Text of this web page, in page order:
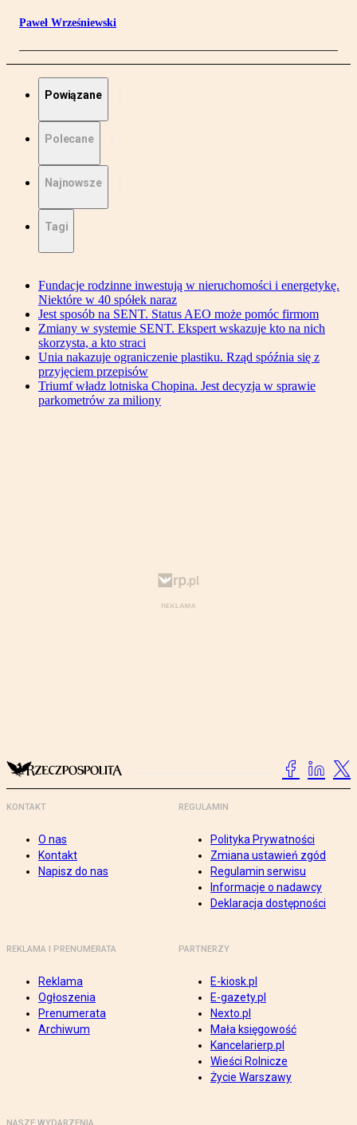
Paweł Wrześniewski
Powiązane
Polecane
Najnowsze
Tagi
Fundacje rodzinne inwestują w nieruchomości i energetykę.
Niektóre w 40 spółek naraz
Jest sposób na SENT. Status AEO może pomóc firmom
Zmiany w systemie SENT. Ekspert wskazuje kto na nich
skorzysta, a kto straci
Unia nakazuje ograniczenie plastiku. Rząd spóźnia się z
przyjęciem przepisów
Triumf władz lotniska Chopina. Jest decyzja w sprawie
parkometrów za miliony
KONTAKT
O nas
Kontakt
Napisz do nas
REGULAMIN
Polityka Prywatności
Zmiana ustawień zgód
Regulamin serwisu
Informacje o nadawcy
Deklaracja dostępności
REKLAMA I PRENUMERATA
Reklama
Ogłoszenia
Prenumerata
Archiwum
PARTNERZY
E-kiosk.pl
E-gazety.pl
Nexto.pl
Mała księgowość
Kancelarierp.pl
Wieści Rolnicze
Życie Warszawy